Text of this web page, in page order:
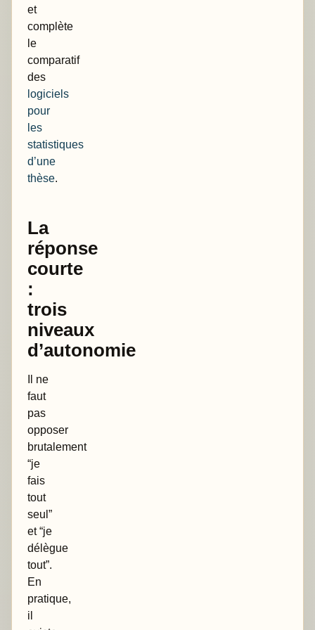
et
complète
le
comparatif
des
logiciels
pour
les
statistiques
d’une
thèse.
La
réponse
courte
:
trois
niveaux
d’autonomie
Il ne
faut
pas
opposer
brutalement
“je
fais
tout
seul”
et “je
délègue
tout”.
En
pratique,
il